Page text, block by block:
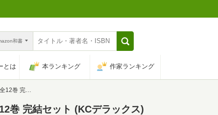
和書
とは 本ランキング 作家ランキング
(KCデラックス)
巻 完結セット (KCデラックス)